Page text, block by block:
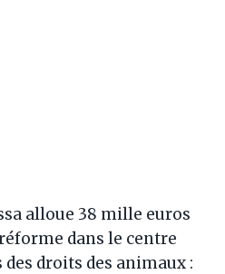
alloue 38 mille euros
dans le centre
droits des animaux :